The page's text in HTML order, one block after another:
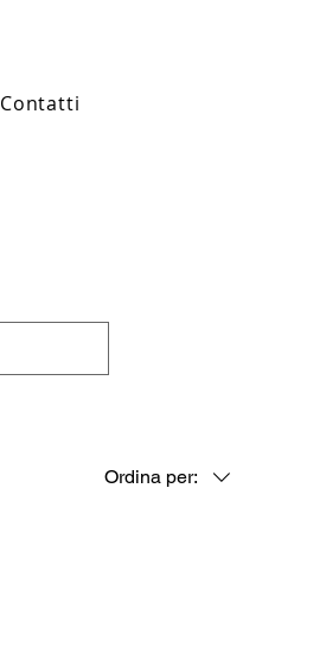
Contatti
Ordina per: